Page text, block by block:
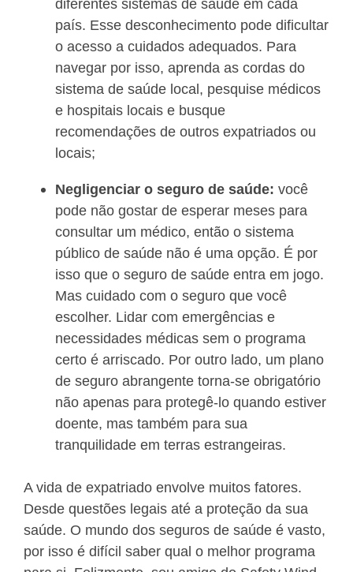
diferentes sistemas de saúde em cada
país. Esse desconhecimento pode dificultar
o acesso a cuidados adequados. Para
navegar por isso, aprenda as cordas do
sistema de saúde local, pesquise médicos
e hospitais locais e busque
recomendações de outros expatriados ou
locais;
Negligenciar o seguro de saúde: você
pode não gostar de esperar meses para
consultar um médico, então o sistema
público de saúde não é uma opção. É por
isso que o seguro de saúde entra em jogo.
Mas cuidado com o seguro que você
escolher. Lidar com emergências e
necessidades médicas sem o programa
certo é arriscado. Por outro lado, um plano
de seguro abrangente torna-se obrigatório
não apenas para protegê-lo quando estiver
doente, mas também para sua
tranquilidade em terras estrangeiras.
A vida de expatriado envolve muitos fatores.
Desde questões legais até a proteção da sua
saúde. O mundo dos seguros de saúde é vasto,
por isso é difícil saber qual o melhor programa